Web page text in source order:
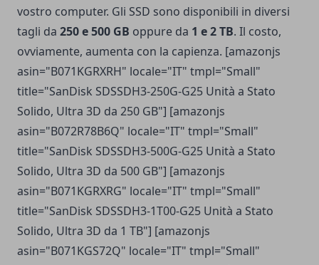
vostro computer. Gli SSD sono disponibili in diversi
tagli da 250 e 500 GB oppure da 1 e 2 TB. Il costo,
ovviamente, aumenta con la capienza. [amazonjs
asin="B071KGRXRH" locale="IT" tmpl="Small"
title="SanDisk SDSSDH3-250G-G25 Unità a Stato
Solido, Ultra 3D da 250 GB"] [amazonjs
asin="B072R78B6Q" locale="IT" tmpl="Small"
title="SanDisk SDSSDH3-500G-G25 Unità a Stato
Solido, Ultra 3D da 500 GB"] [amazonjs
asin="B071KGRXRG" locale="IT" tmpl="Small"
title="SanDisk SDSSDH3-1T00-G25 Unità a Stato
Solido, Ultra 3D da 1 TB"] [amazonjs
asin="B071KGS72Q" locale="IT" tmpl="Small"